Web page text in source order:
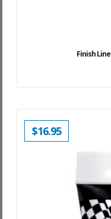
Finish Line
$16.95